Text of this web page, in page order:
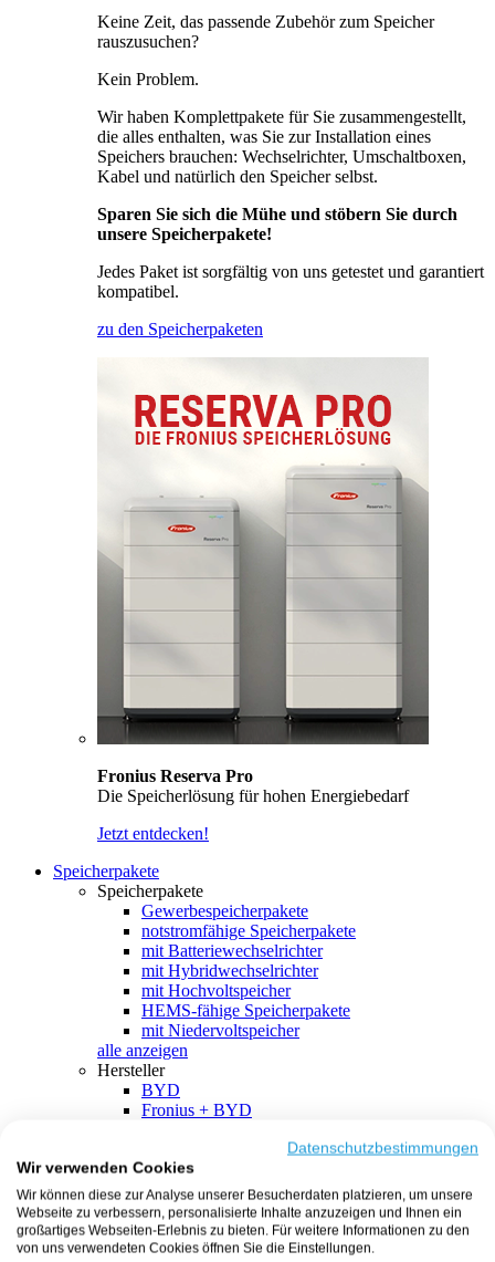
Keine Zeit, das passende Zubehör zum Speicher
rauszusuchen?
Kein Problem.
Wir haben Komplettpakete für Sie zusammengestellt,
die alles enthalten, was Sie zur Installation eines
Speichers brauchen: Wechselrichter, Umschaltboxen,
Kabel und natürlich den Speicher selbst.
Sparen Sie sich die Mühe und stöbern Sie durch
unsere Speicherpakete!
Jedes Paket ist sorgfältig von uns getestet und garantiert
kompatibel.
zu den Speicherpaketen
Fronius Reserva Pro
Die Speicherlösung für hohen Energiebedarf
Jetzt entdecken!
Speicherpakete
Speicherpakete
Gewerbespeicherpakete
notstromfähige Speicherpakete
mit Batteriewechselrichter
mit Hybridwechselrichter
mit Hochvoltspeicher
HEMS-fähige Speicherpakete
mit Niedervoltspeicher
alle anzeigen
Hersteller
BYD
Fronius + BYD
SMA + BYD
EcoFlow
EcoFlow + EcoFlow
FENECON
FENECON + FENECON
Datenschutzbestimmungen
Wir verwenden Cookies
Wir können diese zur Analyse unserer Besucherdaten platzieren, um unsere
Webseite zu verbessern, personalisierte Inhalte anzuzeigen und Ihnen ein
großartiges Webseiten-Erlebnis zu bieten. Für weitere Informationen zu den
von uns verwendeten Cookies öffnen Sie die Einstellungen.